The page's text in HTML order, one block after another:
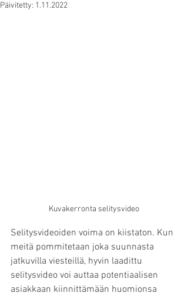
Päivitetty: 1.11.2022
Kuvakerronta selitysvideo
Selitysvideoiden voima on kiistaton. Kun
meitä pommitetaan joka suunnasta
jatkuvilla viesteillä, hyvin laadittu
selitysvideo voi auttaa potentiaalisen
asiakkaan kiinnittämään huomionsa